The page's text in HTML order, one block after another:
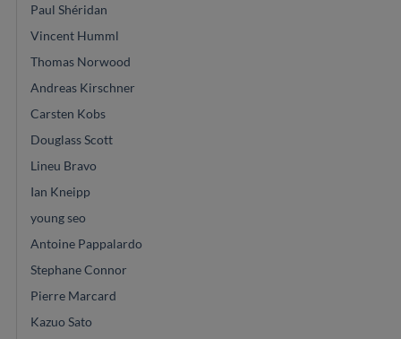
Paul Shéridan
Vincent Humml
Thomas Norwood
Andreas Kirschner
Carsten Kobs
Douglass Scott
Lineu Bravo
Ian Kneipp
young seo
Antoine Pappalardo
Stephane Connor
Pierre Marcard
Kazuo Sato